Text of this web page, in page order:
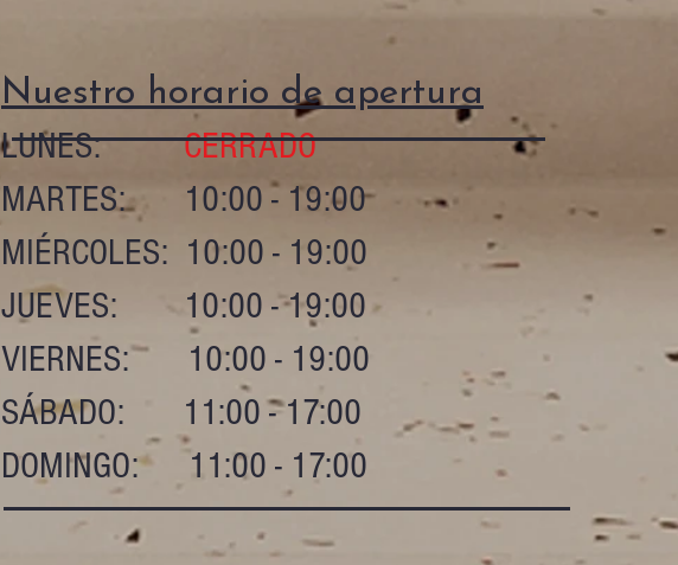
Nuestro horario de apertura
LUNES:CERRADO
MARTES: 10:00 - 19:00
MIÉRCOLES: 10:00 - 19:00
JUEVES: 10:00 - 19:00
VIERNES: 10:00 - 19:00
SÁBADO: 11:00 - 17:00
DOMINGO: 11:00 - 17:00